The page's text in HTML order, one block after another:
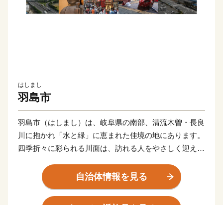
はしまし
羽島市
羽島市（はしまし）は、岐阜県の南部、清流木曽・長良
川に抱かれ「水と緑」に恵まれた佳境の地にあります。
四季折々に彩られる川面は、訪れる人をやさしく迎えて
東海道新幹線岐阜羽島駅、名神高速道路岐阜羽島インタ
ーチェンジを併せ持つ「岐阜県の表玄関」羽島市は、こ
のような自然豊かな地で、交通の要衝としても大きく発
自治体情報を見る